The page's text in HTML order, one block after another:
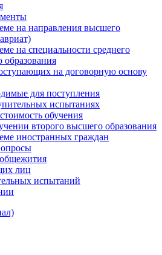
на направления высшего
на специальности среднего
образования
на договорную основу
для поступления
испытаниях
обучения
второго высшего образования
иностранных граждан
лиц
испытаний